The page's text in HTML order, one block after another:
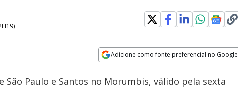
)
Adicione como fonte preferencial no Google
Velocidade
Paulo e Santos no Morumbis, válido pela sexta